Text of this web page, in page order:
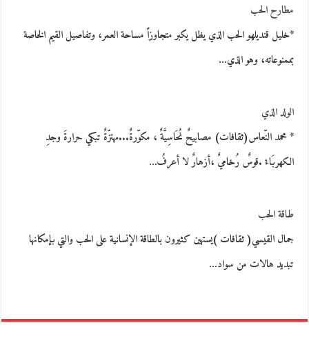
مطارح الحب
*خليل قنديلهو الحب الذي يظل يكبر متجاوزاً مساحة العمر، وتفاصيل القيم الخاصة
بممنوعاته، وهو الذي…
الولد الذي
* محمد النّعاس(ثقافات) مصابيحٌ نُحَاسِيَّةٌ ، مكوّرةٌ...مهتزّةٌ تبكي حرارةَ وجدِ
الكهربَاءْ .قوسٌ رُخاميٌ ،أزهارٌ لا أعرفُ…
طاقة الحب
جمال القيسي( ثقافات )يستهين كثيرون بالطاقة الإنسانية على الحب والتي بإمكانها
تبديد هالات من سواد…